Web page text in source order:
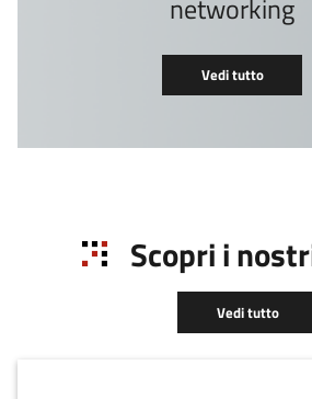
networking
Vedi tutto
Scopri i
Vedi tutto